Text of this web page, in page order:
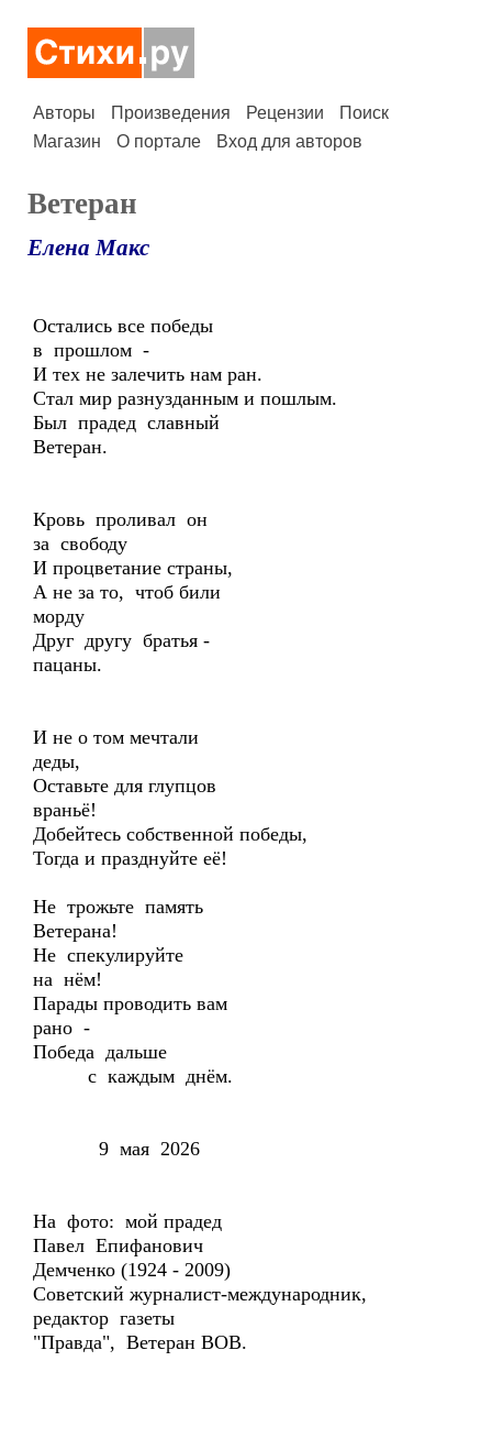
Авторы Произведения Рецензии
Поиск
Магазин
О портале Вход для авторов
Ветеран
Елена Макс
Остались все победы
в прошлом -
И тех не залечить нам ран.
Стал мир разнузданным и пошлым.
Был прадед славный
Ветеран.
Кровь проливал он
за свободу
И процветание страны,
А не за то, чтоб били
морду
Друг другу братья -
пацаны.
И не о том мечтали
деды,
Оставьте для глупцов
враньё!
Добейтесь собственной победы,
Тогда и празднуйте её!
Не трожьте память
Ветерана!
Не спекулируйте
на нём!
Парады проводить вам
рано -
Победа дальше
с каждым днём.
9 мая 2026
На фото: мой прадед
Павел Епифанович
Демченко (1924 - 2009)
Советский журналист-международник,
редактор газеты
"Правда", Ветеран ВОВ.